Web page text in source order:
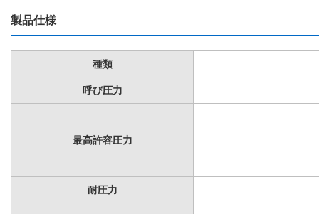
製品仕様
種類
呼び圧力
最高許容圧力
耐圧力